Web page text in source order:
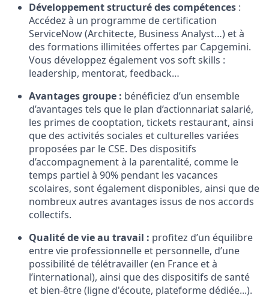
Développement structuré des compétences :
Accédez à un programme de certification
ServiceNow (Architecte, Business Analyst…) et à
des formations illimitées offertes par Capgemini.
Vous développez également vos soft skills :
leadership, mentorat, feedback…
Avantages groupe : bénéficiez d’un ensemble
d’avantages tels que le plan d’actionnariat salarié,
les primes de cooptation, tickets restaurant, ainsi
que des activités sociales et culturelles variées
proposées par le CSE. Des dispositifs
d’accompagnement à la parentalité, comme le
temps partiel à 90% pendant les vacances
scolaires, sont également disponibles, ainsi que de
nombreux autres avantages issus de nos accords
collectifs.
Qualité de vie au travail : profitez d’un équilibre
entre vie professionnelle et personnelle, d’une
possibilité de télétravailler (en France et à
l’international), ainsi que des dispositifs de santé
et bien-être (ligne d'écoute, plateforme dédiée...).